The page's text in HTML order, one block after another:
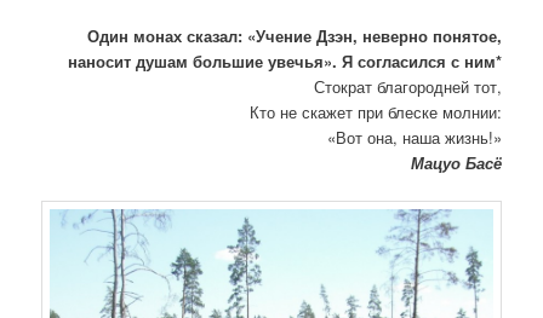
Один монах сказал: «Учение Дзэн, неверно понятое,
наносит душам большие увечья». Я согласился с ним*
Стократ благородней тот,
Кто не скажет при блеске молнии:
«Вот она, наша жизнь!»
Мацуо Басё